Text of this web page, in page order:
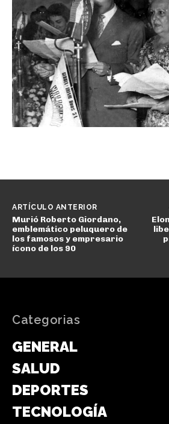
ARTÍCULO ANTERIOR
Murió Roberto Giordano,
emblemático peluquero de
los famosos y empresario
ícono de los 90
Categorias
GENERAL
SALUD
DEPORTES
TECNOLOGÍA